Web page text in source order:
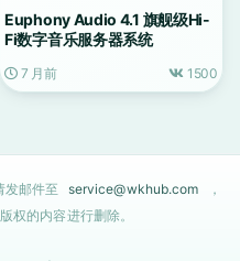
Euphony Audio 4.1 旗舰级Hi-
Fi数字音乐服务器系统
7 月前 1500
发邮件至 service@wkhub.com
，
权的内容进行删除。